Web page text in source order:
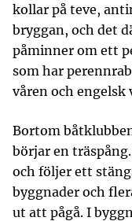
kollar på teve,
bryggan, och det
påminner om ett
som har
våren och engelsk
Bortom
börjar en
och följer ett
byggnader och
ut att pågå. I